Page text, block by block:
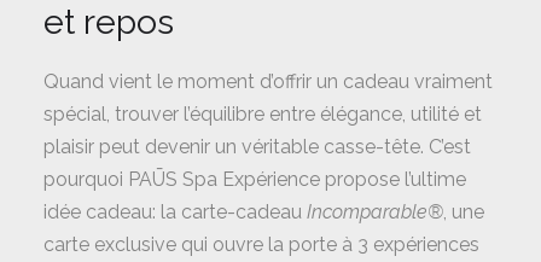
et repos
Quand vient le moment d’offrir un cadeau vraiment
spécial, trouver l’équilibre entre élégance, utilité et
plaisir peut devenir un véritable casse-tête. C’est
pourquoi PAŪS Spa Expérience propose l’ultime
idée cadeau: la carte-cadeau Incomparable®, une
carte exclusive qui ouvre la porte à 3 expériences